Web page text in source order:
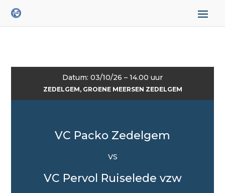
Datum: 03/10/26 – 14.00 uur
ZEDELGEM, GROENE MEERSEN ZEDELGEM
VC Packo Zedelgem
VS
VC Pervol Ruiselede vzw